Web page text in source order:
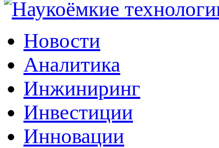
Наукоёмкие технологии: инжиниринг, инвестиции, инновации
Новости
Аналитика
Инжиниринг
Инвестиции
Инновации